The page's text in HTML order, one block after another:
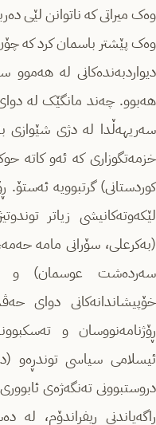
وەک میراتی کە ناتوانن لێی
وەک پێشتر باسمان کرد کە
دیواردبەندەکانی لە هەموو
هەبوو. چەند مانگێک لە دوای
سەریهەڵدا لە دژی شێوازی
خزمەتگوزاری کە ئەو کاتە
کوردستانی) گرتبوویە ئەستۆ.
لێکەوتەکانیشی زیاتر
(بەکرعلی، سۆرانی مامە
خۆپیشاندانەکانی دوای
ڕۆژنامەنووسان و
ئیسلامی سیاسی توندڕەو
دروستبوونی تەنگەژەی